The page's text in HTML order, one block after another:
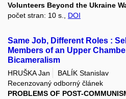
Volunteers Beyond the Ukraine
počet stran: 10 s., DOI
Same Job, Different Roles :
Members of an Upper
Bicameralism
HRUŠKA Jan
BALÍK Stanislav
Recenzovaný odborný článek
PROBLEMS OF POST-